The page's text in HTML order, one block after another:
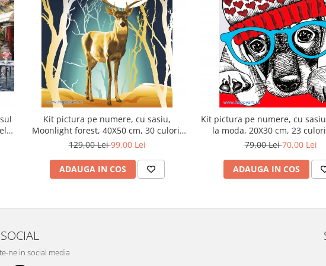
Kit pictura pe numere, cu sasiu,
Moonlight forest, 40X50 cm, 30 culori,
nivel avansat, MG2432
129,00 Lei99,00 Lei
ADAUGA IN COS
Kit pictura pe numere, cu
la moda, 20X30 cm, 23
avansat, MC1079
79,00 Lei70,00 Lei
ADAUGA IN COS
SOCIAL
ne in social media